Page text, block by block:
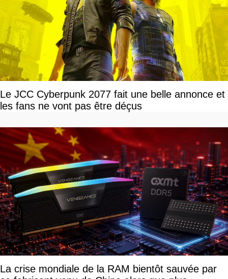
Le JCC Cyberpunk 2077 fait une belle annonce et
les fans ne vont pas être déçus
La crise mondiale de la RAM bientôt sauvée par